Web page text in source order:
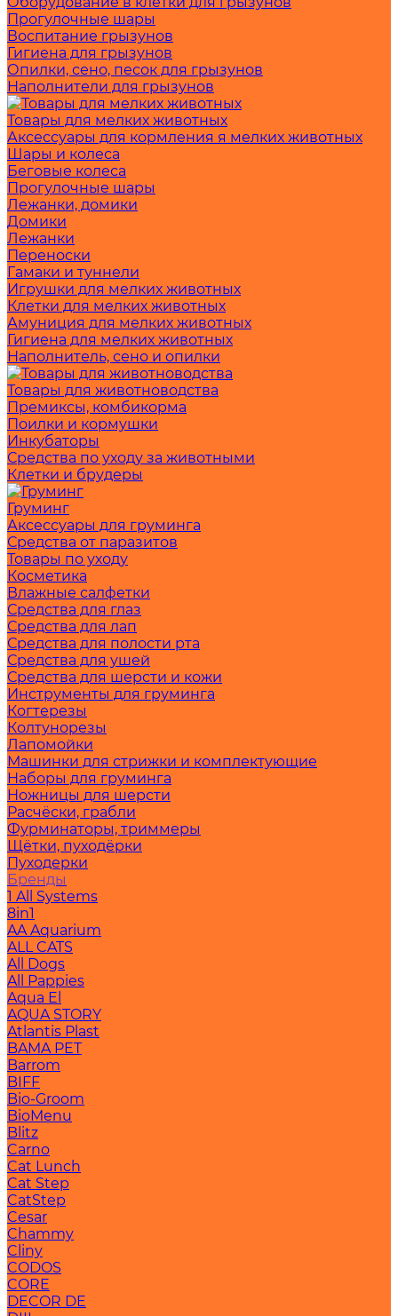
Прогулочные шары
Воспитание грызунов
Гигиена для грызунов
Опилки, сено, песок для грызунов
Наполнители для грызунов
Товары для мелких животных
Аксессуары для кормления я мелких животных
Шары и колеса
Беговые колеса
Прогулочные шары
Лежанки, домики
Домики
Лежанки
Переноски
Гамаки и туннели
Игрушки для мелких животных
Клетки для мелких животных
Амуниция для мелких животных
Гигиена для мелких животных
Наполнитель, сено и опилки
Товары для животноводства
Премиксы, комбикорма
Поилки и кормушки
Инкубаторы
Средства по уходу за животными
Клетки и брудеры
Груминг
Аксессуары для груминга
Средства от паразитов
Товары по уходу
Косметика
Влажные салфетки
Средства для глаз
Средства для лап
Средства для полости рта
Средства для ушей
Средства для шерсти и кожи
Инструменты для груминга
Когтерезы
Колтунорезы
Лапомойки
Машинки для стрижки и комплектующие
Наборы для груминга
Ножницы для шерсти
Расчёски, грабли
Фурминаторы, триммеры
Щётки, пуходёрки
Пуходерки
Бренды
1 All Systems
8in1
AA Aquarium
ALL CATS
All Dogs
All Pappies
Aqua El
AQUA STORY
Atlantis Plast
BAMA PET
Barrom
BIFF
Bio-Groom
BioMenu
Blitz
Carno
Cat Lunch
Cat Step
CatStep
Cesar
Chammy
Cliny
CODOS
CORE
DECOR DE